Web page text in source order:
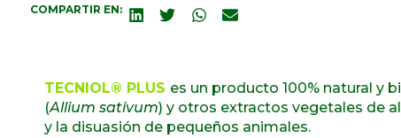
COMPARTIR EN:
TECNIOL® PLUS es un producto 100% natural y
(Allium sativum) y otros extractos vegetales de
y la disuasión de pequeños animales.